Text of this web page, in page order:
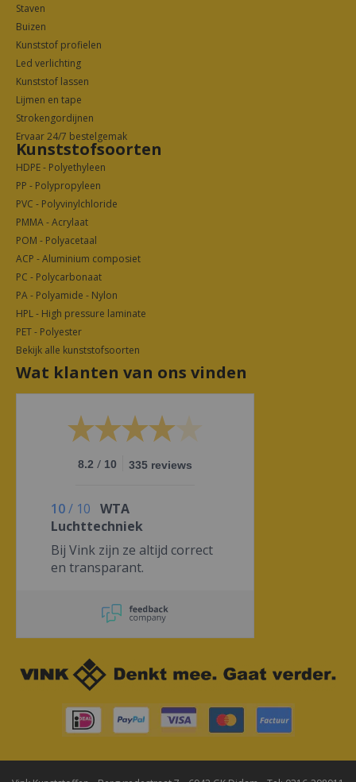
Staven
Buizen
Kunststof profielen
Led verlichting
Kunststof lassen
Lijmen en tape
Strokengordijnen
Ervaar 24/7 bestelgemak
Kunststofsoorten
HDPE - Polyethyleen
PP - Polypropyleen
PVC - Polyvinylchloride
PMMA - Acrylaat
POM - Polyacetaal
ACP - Aluminium composiet
PC - Polycarbonaat
PA - Polyamide - Nylon
HPL - High pressure laminate
PET - Polyester
Bekijk alle kunststofsoorten
Wat klanten van ons vinden
8.2 / 10 335 reviews
10/ 10 WTA
Luchttechniek
Bij Vink zijn ze altijd correct
en transparant.